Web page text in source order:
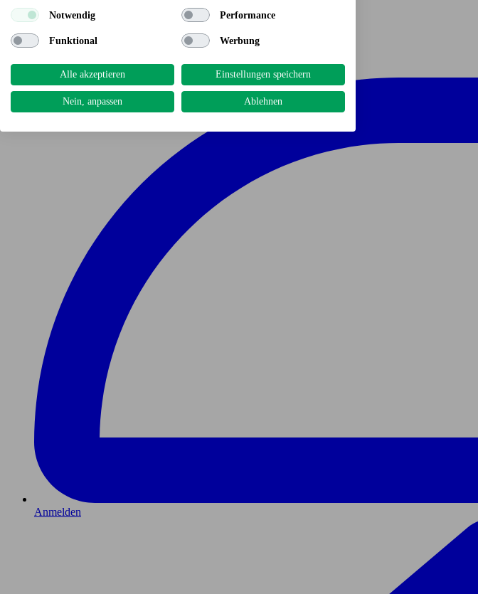
Anmelden
Notwendig Performance
Funktional Werbung
Alle akzeptieren Einstellungen speichern
Nein, anpassen Ablehnen